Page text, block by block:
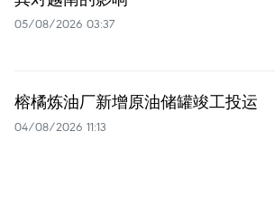
05/08/2026 03:37
榕橘炼油厂新增原油储罐竣工投运
04/08/2026 11:13